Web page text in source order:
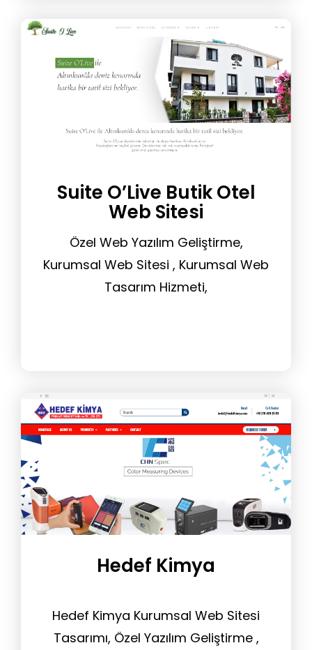
Suite O’Live Butik Otel
Web Sitesi
Özel Web Yazılım Geliştirme,
Kurumsal Web Sitesi , Kurumsal Web
Tasarım Hizmeti,
Hedef Kimya
Hedef Kimya Kurumsal Web Sitesi
Tasarımı, Özel Yazılım Geliştirme ,